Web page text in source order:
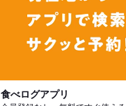
食べログアプリ